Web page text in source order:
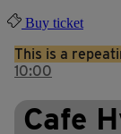
Buy ticket
This is a
10:00
Cafe